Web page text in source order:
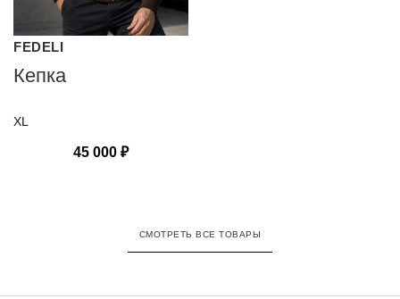
FEDELI
Кепка
XL
45 000 ₽
СМОТРЕТЬ ВСЕ ТОВАРЫ